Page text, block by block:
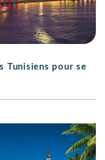
Tunisiens pour se